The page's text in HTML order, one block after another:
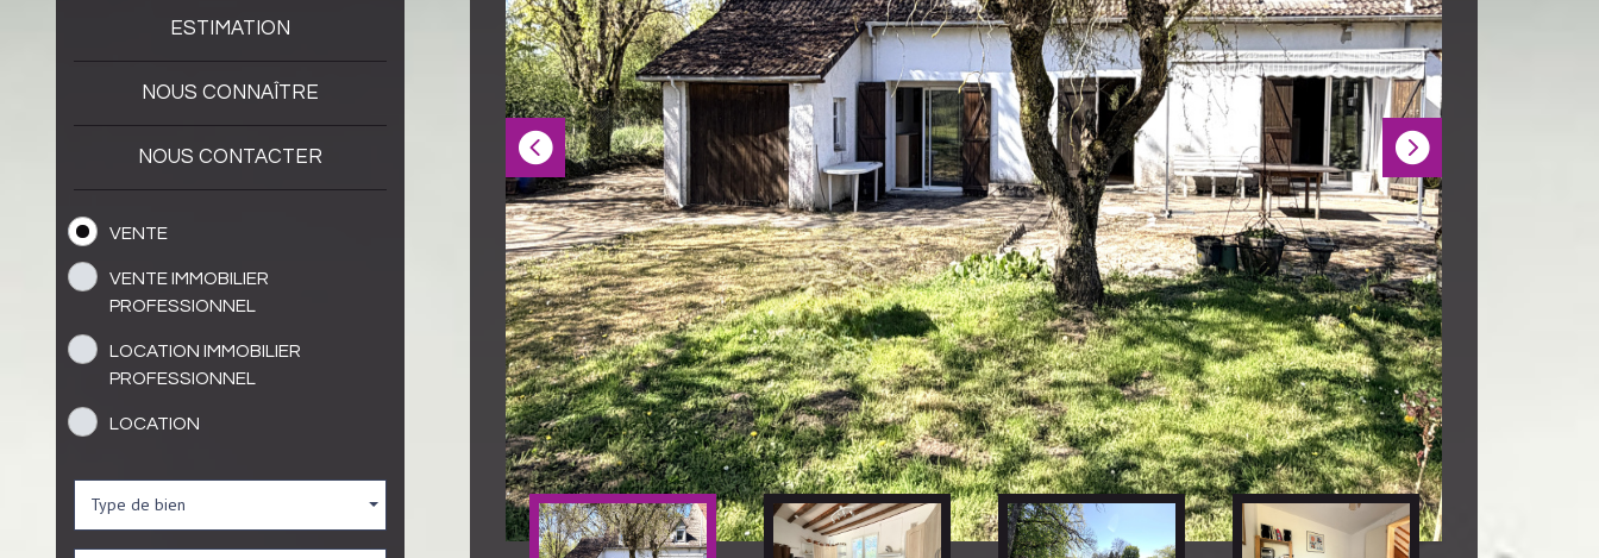
ESTIMATION
NOUS CONNAÎTRE
NOUS CONTACTER
VENTE
VENTE IMMOBILIER
PROFESSIONNEL
LOCATION IMMOBILIER
PROFESSIONNEL
LOCATION
Type de bien